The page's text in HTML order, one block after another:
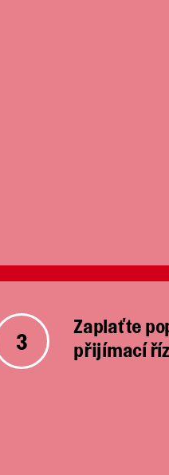
3
Zaplaťte
přijímací